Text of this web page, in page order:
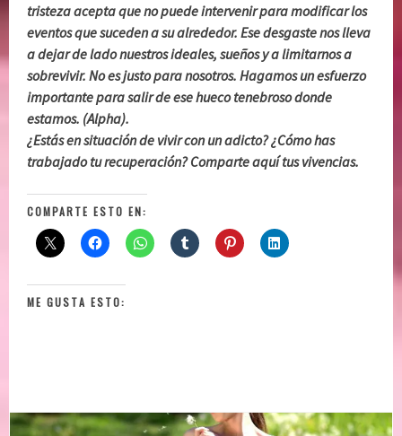
tristeza acepta que no puede intervenir para modificar los
eventos que suceden a su alrededor. Ese desgaste nos lleva
a dejar de lado nuestros ideales, sueños y a limitarnos a
sobrevivir. No es justo para nosotros. Hagamos un esfuerzo
importante para salir de ese hueco tenebroso donde
estamos. (Alpha).
¿Estás en situación de vivir con un adicto? ¿Cómo has
trabajado tu recuperación? Comparte aquí tus vivencias.
COMPARTE ESTO EN:
ME GUSTA ESTO: